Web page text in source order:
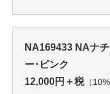
NA169433 NAナ
ー･ピンク
12,000円＋税（